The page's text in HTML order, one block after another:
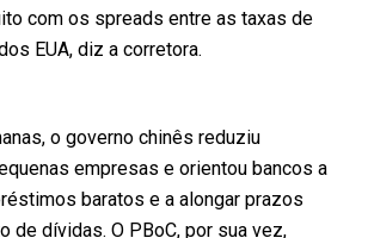
com os spreads entre as taxas de
EUA, diz a corretora.
o governo chinês reduziu
empresas e orientou bancos a
baratos e a alongar prazos
de dívidas. O PBoC, por sua vez,